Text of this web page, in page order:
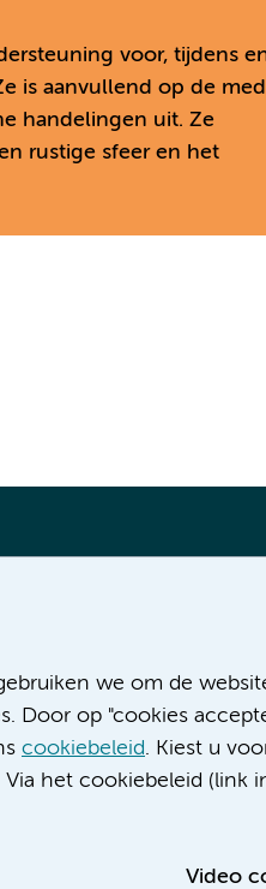
voor, tijdens
is aanvullend op de
handelingen uit. Ze
rustige sfeer en het
we om de
Door op "cookies
cookiebeleid. Kiest u
het cookiebeleid (link
Video